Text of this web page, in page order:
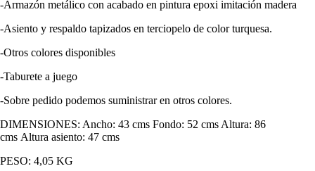
-Armazón metálico con acabado en pintura epoxi imitación madera
-Asiento y respaldo tapizados en terciopelo de color turquesa.
-Otros colores disponibles
-Taburete a juego
-Sobre pedido podemos suministrar en otros colores.
DIMENSIONES: Ancho: 43 cms Fondo: 52 cms Altura: 86
cms Altura asiento: 47 cms
PESO: 4,05 KG